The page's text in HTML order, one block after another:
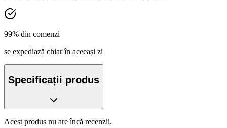
99% din comenzi
se expediază chiar în aceeași zi
Specificații produs
Acest produs nu are încă recenzii.